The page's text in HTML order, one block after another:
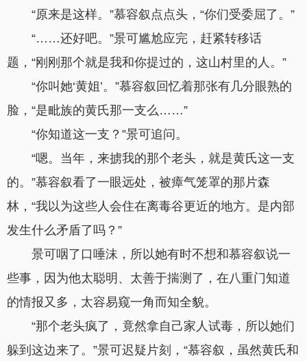
“原来是这样。”慕容叙点点头，“你们受委屈了。”
“……还好吧。”景可尴尬应完，赶紧转移话
题，“刚刚那个就是我和你提过的，这山村里的人。”
“你叫她‘黄姐’。”慕容叙回忆着那张有几分眼熟的
脸，“是毗族的黄氏那一支么……”
“你知道这一支？”景可追问。
“嗯。当年，来掳我的那个老头，就是黄氏这一支
的。”慕容叙看了一眼远处，被瘴气笼罩的那片森
林，“我以为这些人会住在离毒谷更近的地方。是内部
发生什么矛盾了吗？”
景可咽了口唾沫，所以她有时不想和慕容叙说一
些事，因为他太聪明、太善于揣测了，在八重门知道
的情报又多，太容易窥一角而知全貌。
“那个老头疯了，竟然拿自己家人试毒，所以她们
躲到这边来了。”景可迟疑片刻，“慕容叙，虽然黄氏和